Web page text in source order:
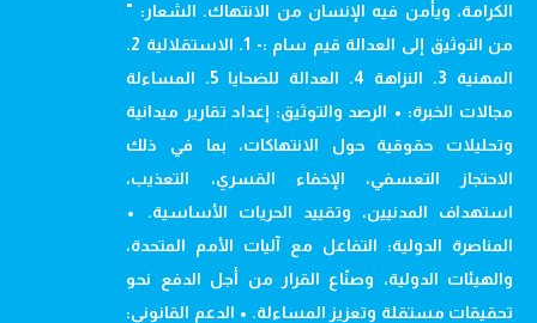
الكرامة، ويأمن فيه الإنسان من الانتهاك. الشعار: "
من التوثيق إلى العدالة قيم سام :- 1. الاستقلالية 2.
المهنية 3. النزاهة 4. العدالة للضحايا 5. المساءلة
مجالات الخبرة: • الرصد والتوثيق: إعداد تقارير ميدانية
وتحليلات حقوقية حول الانتهاكات، بما في ذلك
الاحتجاز التعسفي، الإخفاء القسري، التعذيب،
استهداف المدنيين، وتقييد الحريات الأساسية. •
المناصرة الدولية: التفاعل مع آليات الأمم المتحدة،
والهيئات الدولية، وصنّاع القرار من أجل الدفع نحو
تحقيقات مستقلة وتعزيز المساءلة. • الدعم القانوني: